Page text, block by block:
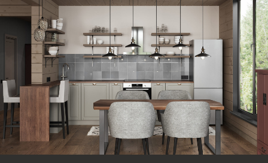
Использование комплексного подхода позволяет
объединить проектирование, отделку и меблировку,
что значительно повышает качество итогового
результата. Все работы по строительству и ремонту
под ключ выполняются профессионалами, а
контроль на каждом этапе гарантирует, что ремонт
квартир под ключ работа соответствует стандартам
и пожеланиям клиента. Правильное планирование
позволяет точно определить сделать ремонт под
ключ цена, минимизируя ошибки и переделки.
Чтобы сделать ремонт максимально эффективным,
важно правильно выбрать команду специалистов.
При выборе учитывайте опыт в ремонте квартир под
ключ работа и репутацию компании в сфере
строительства и ремонта под ключ. Грамотное
планирование позволяет заранее определить
сделать ремонт под ключ цена, комбинируя